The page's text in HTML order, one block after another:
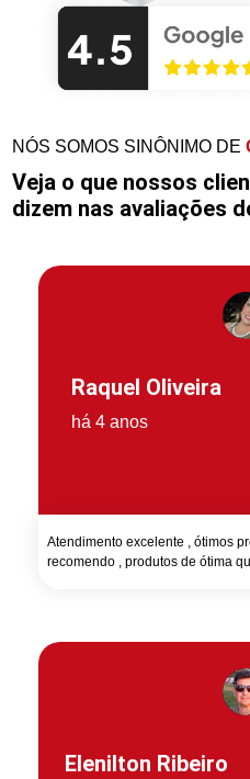
NÓS SOMOS SINÔNIMO DE
Veja o que nossos
dizem nas avaliações
Raquel Oliveira
há 4 anos
Atendimento excelente , ótimos
recomendo , produtos de ótima
Elenilton Ribeiro